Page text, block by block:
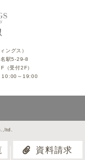
資料請求
ングス）
駅5-29-8
（受付2F）
10:00～19:00